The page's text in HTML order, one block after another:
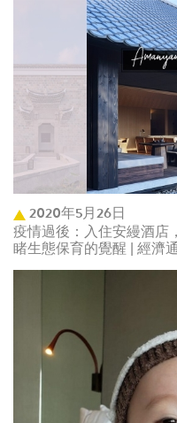
2020年5月26日
疫情過後：入住安縵酒店
睹生態保育的覺醒 | 經濟